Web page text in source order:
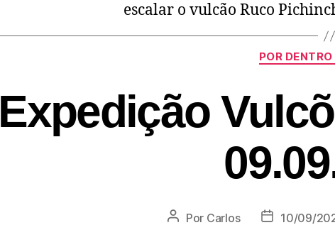
escalar o vulcão Ruco
POR
Expedição
Por Carlos 10/09/